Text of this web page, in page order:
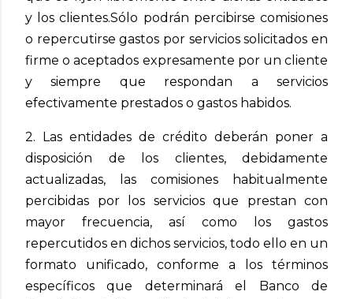
y los clientes.Sólo podrán percibirse comisiones
o repercutirse gastos por servicios solicitados en
firme o aceptados expresamente por un cliente
y siempre que respondan a servicios
efectivamente prestados o gastos habidos.
2. Las entidades de crédito deberán poner a
disposición de los clientes, debidamente
actualizadas, las comisiones habitualmente
percibidas por los servicios que prestan con
mayor frecuencia, así como los gastos
repercutidos en dichos servicios, todo ello en un
formato unificado, conforme a los términos
específicos que determinará el Banco de